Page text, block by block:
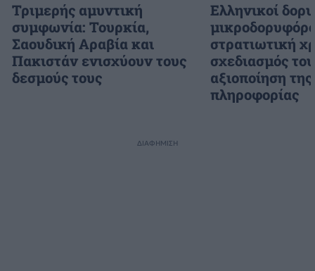
Τριμερής αμυντική
συμφωνία: Τουρκία,
Σαουδική Αραβία και
Πακιστάν ενισχύουν τους
δεσμούς τους
Ελληνικοί
στρατιωτική
σχεδιασμός
αξιοποίηση της
πληροφορίας
ΔΙΑΦΗΜΙΣΗ